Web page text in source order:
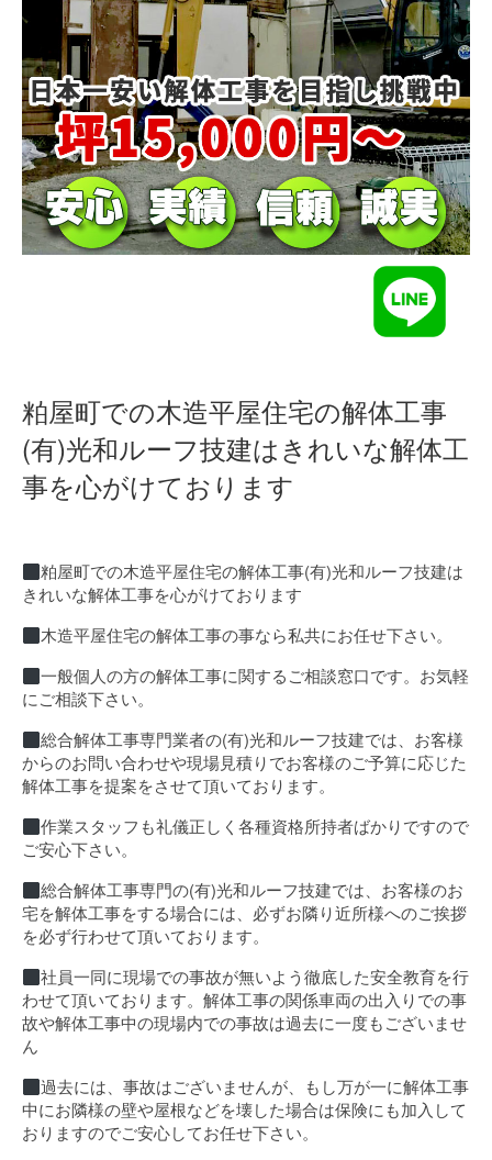
粕屋町での木造平屋住宅の解体工事
(有)光和ルーフ技建はきれいな解体工
事を心がけております
粕屋町での木造平屋住宅の解体工事(有)光和ルーフ技建は
きれいな解体工事を心がけております
木造平屋住宅の解体工事の事なら私共にお任せ下さい。
一般個人の方の解体工事に関するご相談窓口です。お気軽
にご相談下さい。
総合解体工事専門業者の(有)光和ルーフ技建では、お客様
からのお問い合わせや現場見積りでお客様のご予算に応じた
解体工事を提案をさせて頂いております。
作業スタッフも礼儀正しく各種資格所持者ばかりですので
ご安心下さい。
総合解体工事専門の(有)光和ルーフ技建では、お客様のお
宅を解体工事をする場合には、必ずお隣り近所様へのご挨拶
を必ず行わせて頂いております。
社員一同に現場での事故が無いよう徹底した安全教育を行
わせて頂いております。解体工事の関係車両の出入りでの事
故や解体工事中の現場内での事故は過去に一度もございませ
ん
過去には、事故はございませんが、もし万が一に解体工事
中にお隣様の壁や屋根などを壊した場合は保険にも加入して
おりますのでご安心してお任せ下さい。